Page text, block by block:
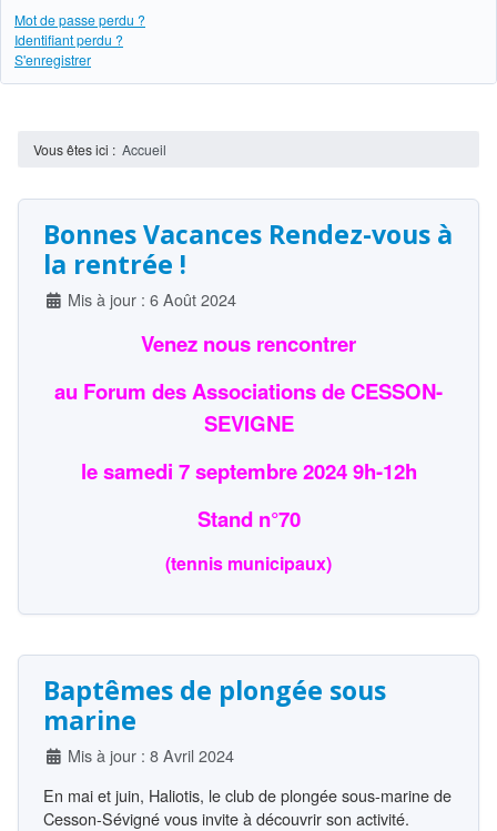
Mot de passe perdu ?
Identifiant perdu ?
S'enregistrer
Vous êtes ici :Accueil
Bonnes Vacances Rendez-vous à
la rentrée !
DétailsMis à jour : 6 Août 2024
Venez nous rencontrer
au Forum des Associations de CESSON-
SEVIGNE
le samedi 7 septembre 2024 9h-12h
Stand n°70
(tennis municipaux)
Baptêmes de plongée sous
marine
DétailsMis à jour : 8 Avril 2024
En mai et juin, Haliotis, le club de plongée sous-marine de
Cesson-Sévigné vous invite à découvrir son activité.